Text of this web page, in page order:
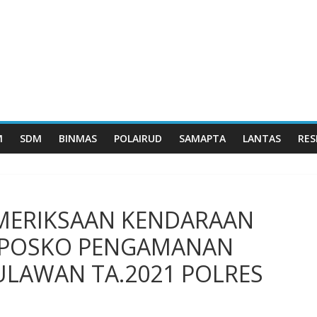
SDM BINMAS POLAIRUD SAMAPTA LANTAS
KENDARAAN
PENGAMANAN
TA.2021 POLRES